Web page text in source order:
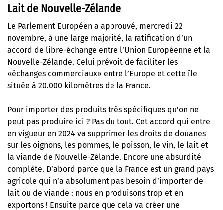
Lait de Nouvelle-Zélande
Le Parlement Européen a approuvé, mercredi 22
novembre, à une large majorité, la ratification d’un
accord de libre-échange entre l’Union Européenne et la
Nouvelle-Zélande. Celui prévoit de faciliter les
«échanges commerciaux» entre l’Europe et cette île
située à 20.000 kilomètres de la France.
Pour importer des produits très spécifiques qu’on ne
peut pas produire ici ? Pas du tout. Cet accord qui entre
en vigueur en 2024 va supprimer les droits de douanes
sur les oignons, les pommes, le poisson, le vin, le lait et
la viande de Nouvelle-Zélande. Encore une absurdité
complète. D’abord parce que la France est un grand pays
agricole qui n’a absolument pas besoin d’importer de
lait ou de viande : nous en produisons trop et en
exportons ! Ensuite parce que cela va créer une